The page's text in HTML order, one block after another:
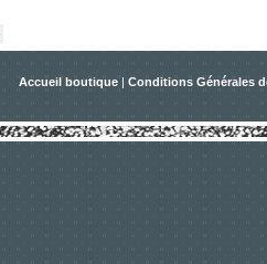
Accueil boutique | Conditions Générales